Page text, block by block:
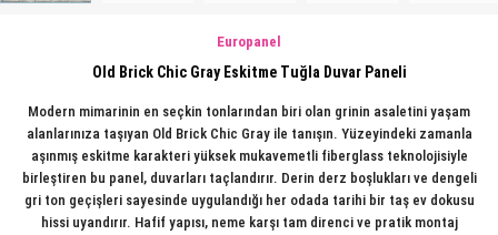
Europanel
Old Brick Chic Gray Eskitme Tuğla Duvar Paneli
Modern mimarinin en seçkin tonlarından biri olan grinin asaletini yaşam
alanlarınıza taşıyan Old Brick Chic Gray ile tanışın. Yüzeyindeki zamanla
aşınmış eskitme karakteri yüksek mukavemetli fiberglass teknolojisiyle
birleştiren bu panel, duvarları taçlandırır. Derin derz boşlukları ve dengeli
gri ton geçişleri sayesinde uygulandığı her odada tarihi bir taş ev dokusu
hissi uyandırır. Hafif yapısı, neme karşı tam direnci ve pratik montaj